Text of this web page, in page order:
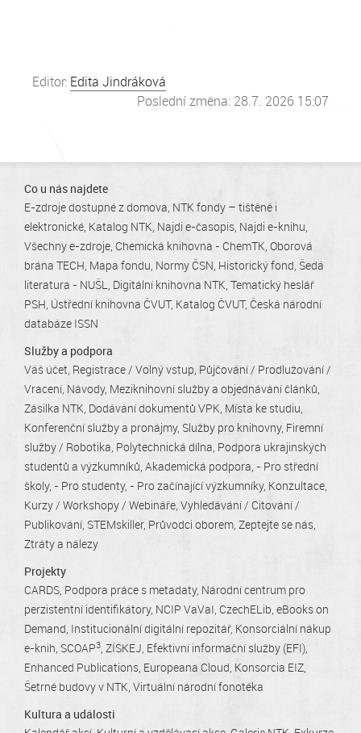
Editor: Edita Jindráková
Poslední změna: 28.7. 2026 15:07
Co u nás najdete
E-zdroje dostupné z domova NTK fondy – tištěné i
elektronické Katalog NTK Najdi e-časopis Najdi e-knihu
Všechny e-zdroje Chemická knihovna - ChemTK Oborová
brána TECH Mapa fondu Normy ČSN Historický fond Šedá
literatura - NUŠL Digitální knihovna NTK Tematický heslář
PSH Ústřední knihovna ČVUT Katalog ČVUT Česká národní
databáze ISSN
Služby a podpora
Váš účet Registrace / Volný vstup Půjčování / Prodlužování /
Vracení Návody Meziknihovní služby a objednávání článků
Zásilka NTK Dodávání dokumentů VPK Místa ke studiu
Konferenční služby a pronájmy Služby pro knihovny Firemní
služby / Robotika Polytechnická dílna Podpora ukrajinských
studentů a výzkumníků Akademická podpora - Pro střední
školy - Pro studenty - Pro začínající výzkumníky Konzultace
Kurzy / Workshopy / Webináře Vyhledávání / Citování /
Publikování STEMskiller Průvodci oborem Zeptejte se nás
Ztráty a nálezy
Projekty
CARDS Podpora práce s metadaty Národní centrum pro
perzistentní identifikátory NCIP VaVaI CzechELib eBooks on
Demand Institucionální digitální repozitář Konsorciální nákup
e-knih SCOAP3 ZÍSKEJ Efektivní informační služby (EFI)
Enhanced Publications Europeana Cloud Konsorcia EIZ
Šetrné budovy v NTK Virtuální národní fonotéka
Kultura a události